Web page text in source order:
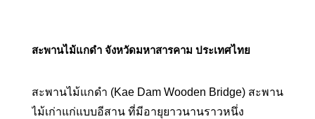
สะพานไม้แกดำ จังหวัดมหาสารคาม ประเทศไทย
สะพานไม้แกดำ (Kae Dam Wooden Bridge) สะพาน
ไม้เก่าแก่แบบอีสาน ที่มีอายุยาวนานราวหนึ่ง